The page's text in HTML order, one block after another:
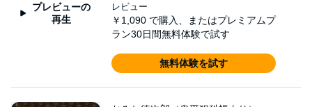
プレビューの
再生
レビュー
￥1,090 で購入、またはプレミアムプ
ラン30日間無料体験で試す
無料体験を試す